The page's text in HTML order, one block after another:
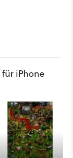
iPhone